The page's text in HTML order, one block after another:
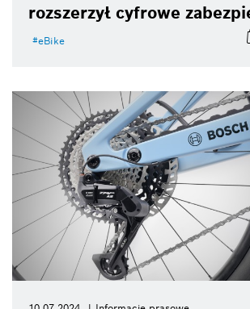
rozszerzył cyfrowe
eBike